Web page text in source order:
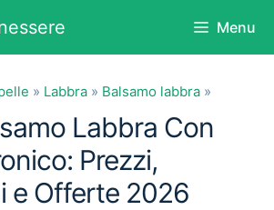
Menu
» Labbra » Balsamo labbra »
Labbra Con
Prezzi,
e Offerte 2026